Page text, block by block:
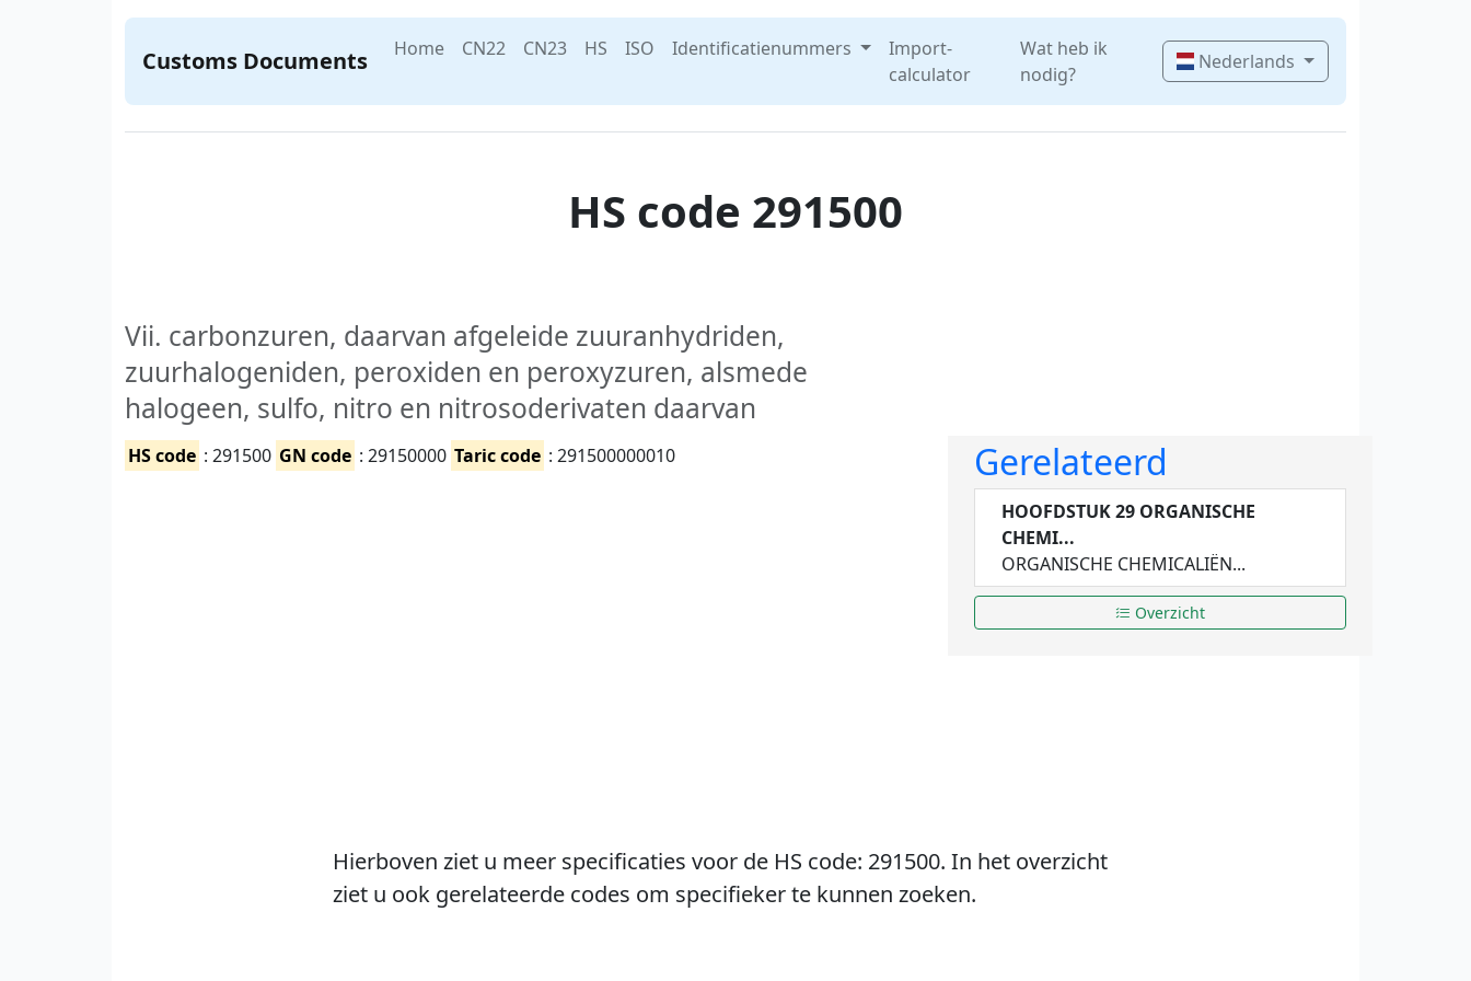
Customs Documents Home CN22 CN23 HS ISO Identificatienummers
Import-
calculator
Wat heb ik
nodig?
Nederlands
HS code 291500
Vii. carbonzuren, daarvan afgeleide zuuranhydriden,
zuurhalogeniden, peroxiden en peroxyzuren, alsmede
halogeen, sulfo, nitro en nitrosoderivaten daarvan
HS code : 291500 GN code : 29150000 Taric code : 291500000010 Gerelateerd
HOOFDSTUK 29 ORGANISCHE
CHEMI...
ORGANISCHE CHEMICALIËN...
Overzicht
Hierboven ziet u meer specificaties voor de HS code: 291500. In het overzicht
ziet u ook gerelateerde codes om specifieker te kunnen zoeken.